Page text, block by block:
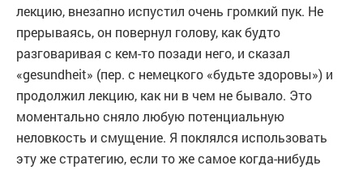
лекцию, внезапно испустил очень громкий пук. Не
прерываясь, он повернул голову, как будто
разговаривая с кем-то позади него, и сказал
«gesundheit» (пер. с немецкого «будьте здоровы») и
продолжил лекцию, как ни в чем не бывало. Это
моментально сняло любую потенциальную
неловкость и смущение. Я поклялся использовать
эту же стратегию, если то же самое когда-нибудь